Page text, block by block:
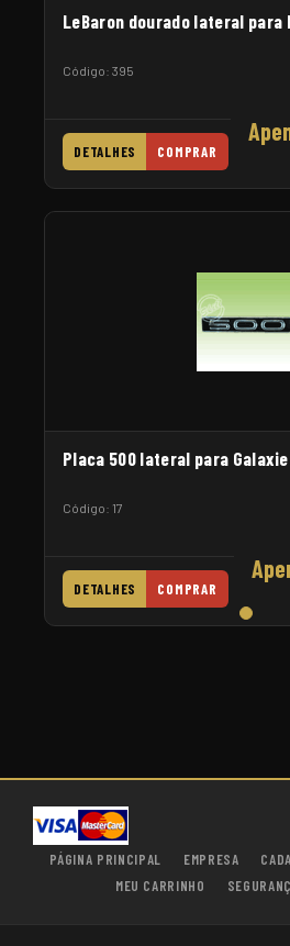
LeBaron dourado lateral para
Código: 395
DETALHES COMPRAR
Placa 500 lateral para Galaxie
Código: 17
DETALHES COMPRAR
PÁGINA PRINCIPAL EMPRESA
MEU CARRINHO